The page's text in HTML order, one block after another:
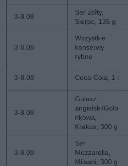
3-8.08
Ser żółty,
Sierpc, 135 g
3-8.08
Wszystkie
konserwy
rybne
3-8.08 Coca-Cola, 1 l
3-8.08
Gulasz
angielski/Golo
nkowa,
Krakus, 300 g
3-8.08
Ser
Mozzarella,
Milsani, 300 g